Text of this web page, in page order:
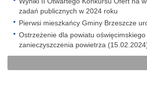
zadań publicznych w 2024 roku
Pierwsi mieszkańcy Gminy Brzeszcze
Ostrzeżenie dla powiatu
zanieczyszczenia powietrza